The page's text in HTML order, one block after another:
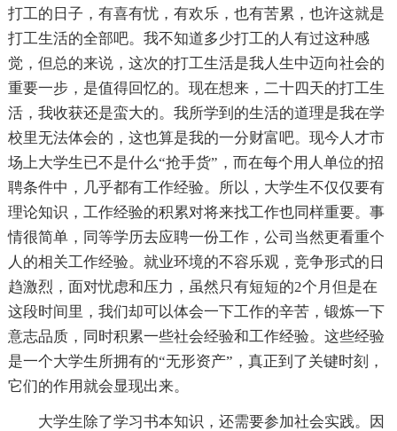
打工的日子，有喜有忧，有欢乐，也有苦累，也许这就是
打工生活的全部吧。我不知道多少打工的人有过这种感
觉，但总的来说，这次的打工生活是我人生中迈向社会的
重要一步，是值得回忆的。现在想来，二十四天的打工生
活，我收获还是蛮大的。我所学到的生活的道理是我在学
校里无法体会的，这也算是我的一分财富吧。现今人才市
场上大学生已不是什么“抢手货”，而在每个用人单位的招
聘条件中，几乎都有工作经验。所以，大学生不仅仅要有
理论知识，工作经验的积累对将来找工作也同样重要。事
情很简单，同等学历去应聘一份工作，公司当然更看重个
人的相关工作经验。就业环境的不容乐观，竞争形式的日
趋激烈，面对忧虑和压力，虽然只有短短的2个月但是在
这段时间里，我们却可以体会一下工作的辛苦，锻炼一下
意志品质，同时积累一些社会经验和工作经验。这些经验
是一个大学生所拥有的“无形资产”，真正到了关键时刻，
它们的作用就会显现出来。
大学生除了学习书本知识，还需要参加社会实践。因